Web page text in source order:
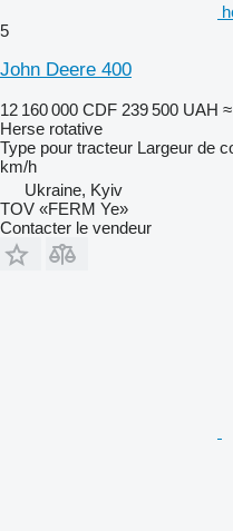
5
John Deere 400
12 160 000 CDF 239 500 UAH
Herse rotative
Type pour tracteur Largeur de
km/h
Ukraine, Kyiv
TOV «FERM Ye»
Contacter le vendeur